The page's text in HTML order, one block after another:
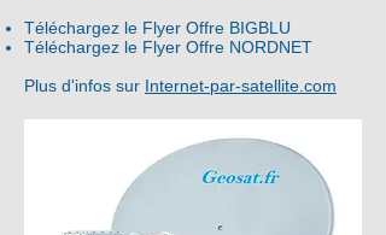
Téléchargez le Flyer Offre BIGBLU
Téléchargez le Flyer Offre NORDNET
Plus d'infos sur Internet-par-satellite.com